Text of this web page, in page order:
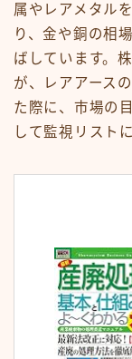
属やレアメタル
り、金や銅の相
ばしています。
が、レアアース
た際に、市場の
して監視リスト